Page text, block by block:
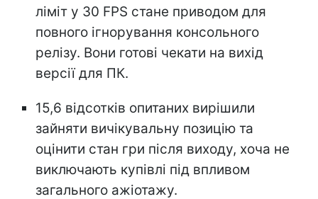
ліміт у 30 FPS стане приводом для
повного ігнорування консольного
релізу. Вони готові чекати на вихід
версії для ПК.
15,6 відсотків опитаних вирішили
зайняти вичікувальну позицію та
оцінити стан гри після виходу, хоча не
виключають купівлі під впливом
загального ажіотажу.